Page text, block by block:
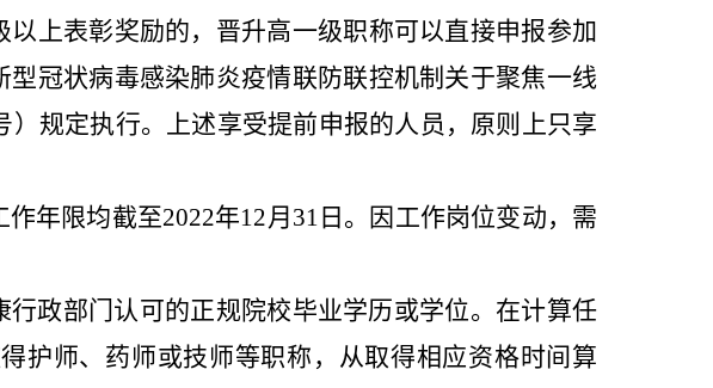
上表彰奖励的，晋升高一级职称可以直接申报参加
冠状病毒感染肺炎疫情联防联控机制关于聚焦一线
规定执行。上述享受提前申报的人员，原则上只享
年限均截至2022年12月31日。因工作岗位变动，需
政部门认可的正规院校毕业学历或学位。在计算任
护师、药师或技师等职称，从取得相应资格时间算